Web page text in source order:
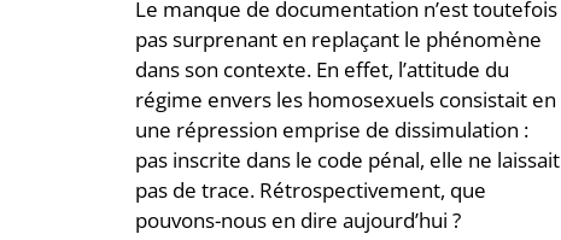
Le manque de documentation n’est toutefois
pas surprenant en replaçant le phénomène
dans son contexte. En effet, l’attitude du
régime envers les homosexuels consistait en
une répression emprise de dissimulation :
pas inscrite dans le code pénal, elle ne laissait
pas de trace. Rétrospectivement, que
pouvons-nous en dire aujourd’hui ?